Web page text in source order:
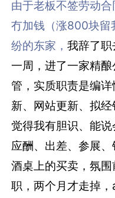
由于老板不签劳动
冇加钱（涨800块
纷的东家，我辞了
一周，进了一家精
管，实质职责是编
新、网站更新、拟
觉得我有胆识、能
应酬、出差、参展
酒桌上的买卖，氛
职，两个月才走掉